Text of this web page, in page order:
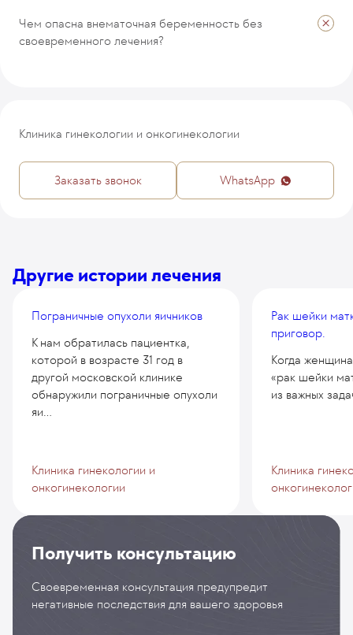
Чем опасна внематочная беременность без
своевременного лечения?
Клиника гинекологии и онкогинекологии
WhatsApp
Заказать звонок
Другие истории лечения
Пограничные опухоли яичников
К нам обратилась пациентка,
которой в возрасте 31 год в
другой московской клинике
обнаружили пограничные опухоли
яи...
Клиника гинекологии и
онкогинекологии
Рак шейки
приговор.
Когда
«рак шейки
из важных
Клиника
Получить консультацию
Своевременная консультация предупредит
негативные последствия для вашего здоровья